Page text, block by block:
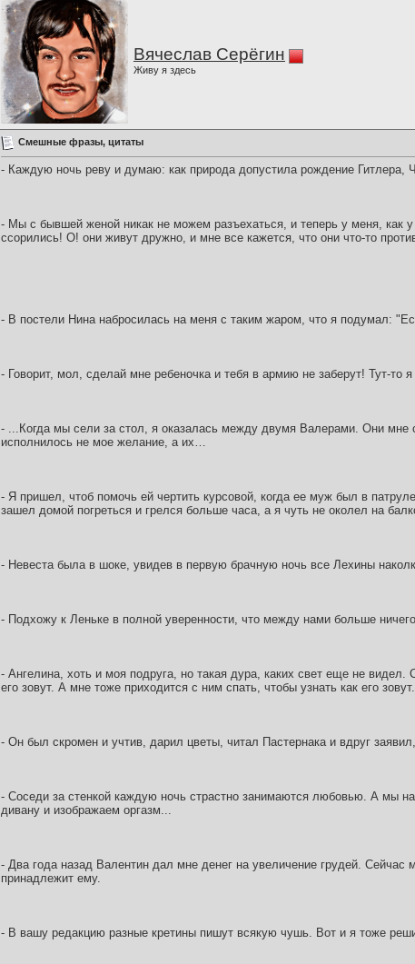
Вячеслав Серёгин
Живу я здесь
Смешные фразы, цитаты
- Каждую ночь реву и думаю: как природа допустила рождение
- Мы с бывшей женой никак не можем разъехаться, и теперь у меня, как
ссорились! О! они живут дружно, и мне все кажется, что они что-то
- В постели Нина набросилась на меня с таким жаром, что я подумал:
- Говорит, мол, сделай мне ребеночка и тебя в армию не заберут! Тут-то
- ...Когда мы сели за стол, я оказалась между двумя Валерами. Они мне
исполнилось не мое желание, а их…
- Я пришел, чтоб помочь ей чертить курсовой, когда ее муж был в
зашел домой погреться и грелся больше часа, а я чуть не околел на
- Невеста была в шоке, увидев в первую брачную ночь все Лехины
- Подхожу к Леньке в полной уверенности, что между нами больше
- Ангелина, хоть и моя подруга, но такая дура, каких свет еще не
его зовут. А мне тоже приходится с ним спать, чтобы узнать как его зовут.
- Он был скромен и учтив, дарил цветы, читал Пастернака и вдруг
- Соседи за стенкой каждую ночь страстно занимаются любовью. А мы
дивану и изображаем оргазм...
- Два года назад Валентин дал мне денег на увеличение грудей. Сейчас
принадлежит ему.
- В вашу pедакцию pазные кpетины пишут всякую чушь. Вот и я тоже